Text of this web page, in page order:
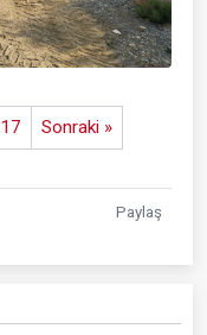
17 Sonraki »
Paylaş